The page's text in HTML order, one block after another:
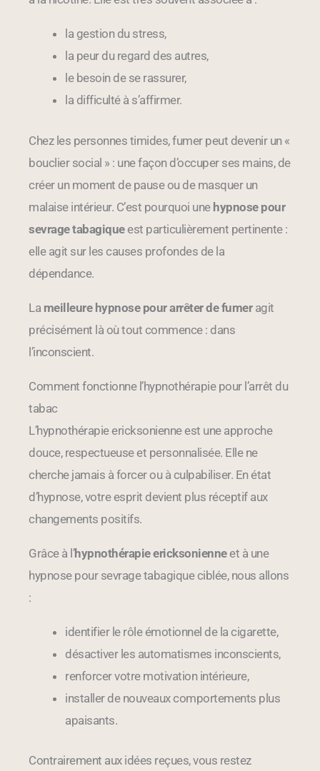
la gestion du stress,
la peur du regard des autres,
le besoin de se rassurer,
la difficulté à s’affirmer.
Chez les personnes timides, fumer peut devenir un «
bouclier social » : une façon d’occuper ses mains, de
créer un moment de pause ou de masquer un
malaise intérieur. C’est pourquoi une hypnose pour
sevrage tabagiqueest particulièrement pertinente :
elle agit sur les causes profondes de la
dépendance.
La meilleure hypnose pour arrêter de fumeragit
précisément là où tout commence : dans
l’inconscient.
Comment fonctionne l’hypnothérapie pour l’arrêt du
tabac
L’hypnothérapie ericksonienne est une approche
douce, respectueuse et personnalisée. Elle ne
cherche jamais à forcer ou à culpabiliser. En état
d’hypnose, votre esprit devient plus réceptif aux
changements positifs.
Grâce à l’hypnothérapie ericksonienneet à une
hypnose pour sevrage tabagique ciblée, nous allons
:
identifier le rôle émotionnel de la cigarette,
désactiver les automatismes inconscients,
renforcer votre motivation intérieure,
installer de nouveaux comportements plus
apaisants.
Contrairement aux idées reçues, vous restez